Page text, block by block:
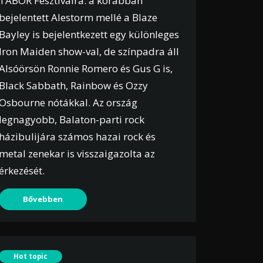
Alestorm mellé a Blaze
is bejelentkezett egy különleges
Maiden show-val, de színpadra áll
Ronnie Romero és Gus G is,
Sabbath, Rainbow és Ozzy
nótákkal. Az ország
Balaton-parti rock
számos hazai rock és
zenekar is visszaigazolta az
Bővebben
Hot topic